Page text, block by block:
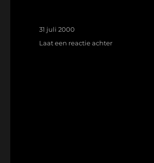
Geplaatst
31 juli 2000
Laat een reactie achterop